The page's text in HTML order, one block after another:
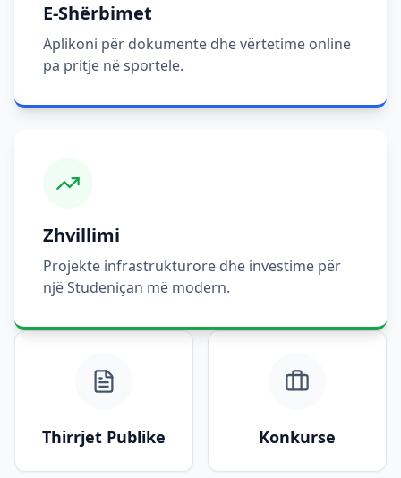
E-Shërbimet
Aplikoni për dokumente dhe vërtetime online
pa pritje në sportele.
Zhvillimi
Projekte infrastrukturore dhe investime për
një Studeniçan më modern.
Thirrjet Publike Konkurse